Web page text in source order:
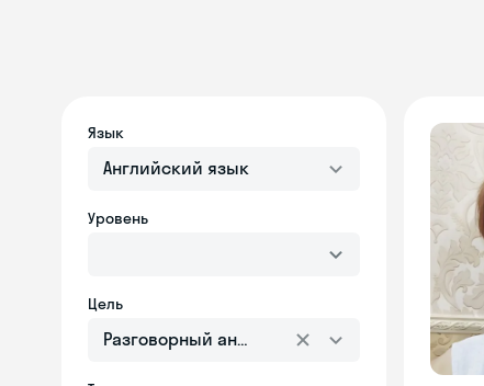
Язык
Английский язык
Уровень
Цель
Разговорный английский